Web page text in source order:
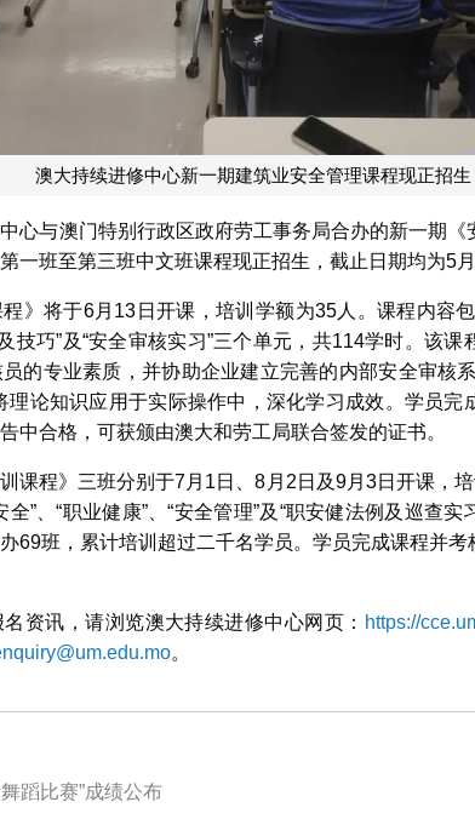
澳大持续进修中心新一期建筑业安全管理课程现正招生
心与澳门特别行政区政府劳工事务局合办的新一期
一班至第三班中文班课程现正招生，截止日期均为5
程》将于6月13日开课，培训学额为35人。课程内容
技巧”及“安全审核实习”三个单元，共114学时。该
的专业素质，并协助企业建立完善的内部安全审核
理论知识应用于实际操作中，深化学习成效。学员完
中合格，可获颁由澳大和劳工局联合签发的证书。
训课程》三班分别于7月1日、8月2日及9月3日开课，
”、“职业健康”、“安全管理”及“职安健法例及巡查
69班，累计培训超过二千名学员。学员完成课程并
资讯，请浏览澳大持续进修中心网页： https://
。
蹈比赛”成绩公布